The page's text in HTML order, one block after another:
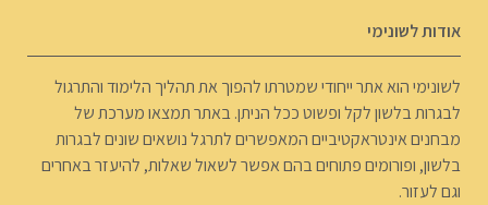
אודות לשונימי
לשונימי הוא אתר ייחודי שמטרתו להפוך את תהליך הלימוד והתרגול
לבגרות בלשון לקל ופשוט ככל הניתן. באתר תמצאו מערכת של
מבחנים אינטראקטיביים המאפשרים לתרגל נושאים שונים לבגרות
בלשון, ופורומים פתוחים בהם אפשר לשאול שאלות, להיעזר באחרים
וגם לעזור.